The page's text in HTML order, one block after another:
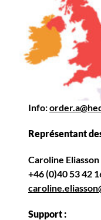
Info:
Représentant
Caroline Eliasson
+46 (0)40 53 42
Support :